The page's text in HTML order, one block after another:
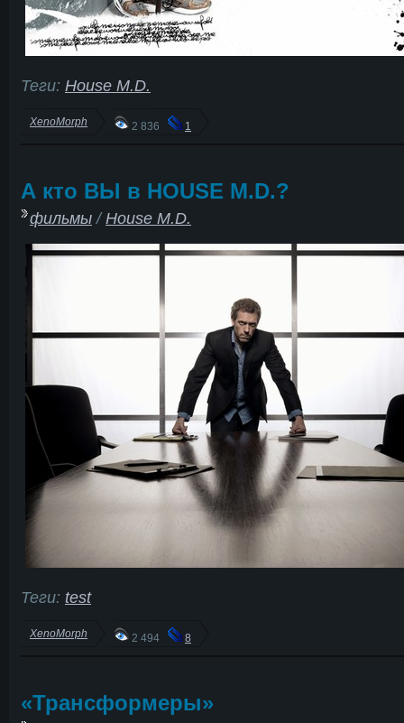
Теги: House M.D.
XenoMorph 2 836 1
А кто ВЫ в HOUSE M.D.?
фильмы/House M.D.
Теги: test
XenoMorph 2 494 8
«Трансформеры»